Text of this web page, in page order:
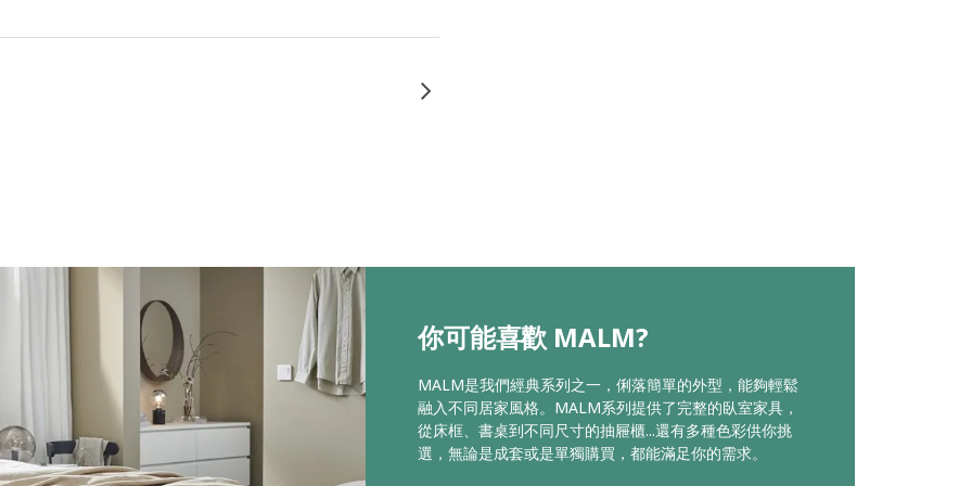
你可能喜歡 MALM?
MALM是我們經典系列之一，俐落簡單的外型，能夠輕鬆
融入不同居家風格。MALM系列提供了完整的臥室家具，
從床框、書桌到不同尺寸的抽屜櫃...還有多種色彩供你挑
選，無論是成套或是單獨購買，都能滿足你的需求。